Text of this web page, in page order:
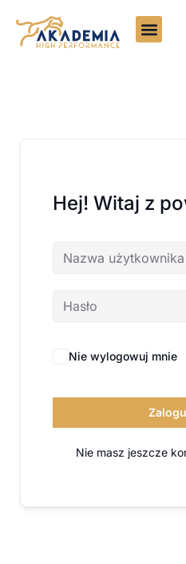
treści
Hej! Witaj z
Nie wylogowuj mnie
Nie masz jeszcze